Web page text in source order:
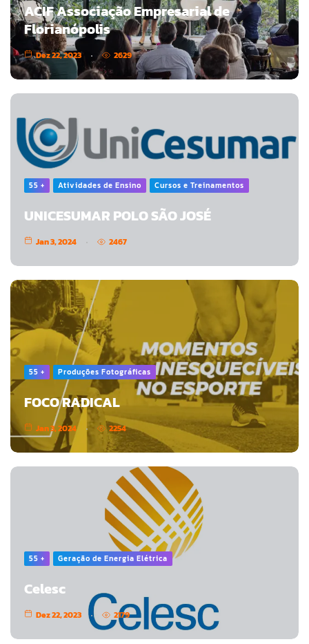
ACIF Associação Empresarial de
Florianópolis
Dez 22, 2023 2629
55 + Atividades de Ensino Cursos e Treinamentos
UNICESUMAR POLO SÃO JOSÉ
Jan 3, 2024 2467
55 + Produções Fotográficas
FOCO RADICAL
Jan 3, 2024 2254
55 + Geração de Energia Elétrica
Celesc
Dez 22, 2023 2179